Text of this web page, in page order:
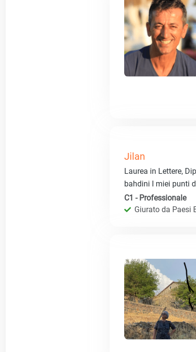
Jilan
Laurea in Lettere,
bahdini I miei punti
C1 - Professionale
Giurato da Paesi